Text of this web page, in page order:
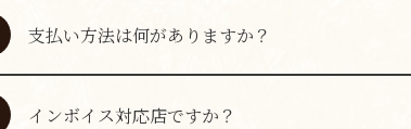
支払い方法は何がありますか？
現金、クレジットカード、PayPay、Global
インボイス対応店ですか？